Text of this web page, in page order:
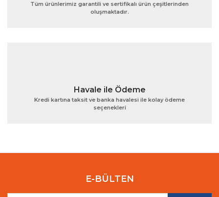
Gönder
Tüm ürünlerimiz garantili ve sertifikalı ürün çeşitlerinden
oluşmaktadır.
Havale ile Ödeme
Kredi kartına taksit ve banka havalesi ile kolay ödeme
seçenekleri
E-BÜLTEN